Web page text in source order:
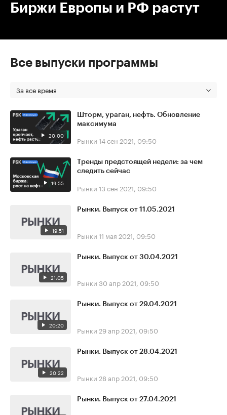
Биржи Европы и РФ растут
Все выпуски программы
За все время
20:00
Шторм, ураган, нефть. Обновление
максимума
Рынки 14 сен 2021, 09:50
19:55
Тренды предстоящей недели: за чем
следить сейчас
Рынки 13 сен 2021, 09:50
19:51
Рынки. Выпуск от 11.05.2021
Рынки 11 мая 2021, 09:50
21:05
Рынки. Выпуск от 30.04.2021
Рынки 30 апр 2021, 09:50
20:20
Рынки. Выпуск от 29.04.2021
Рынки 29 апр 2021, 09:50
20:22
Рынки. Выпуск от 28.04.2021
Рынки 28 апр 2021, 09:50
Рынки. Выпуск от 27.04.2021